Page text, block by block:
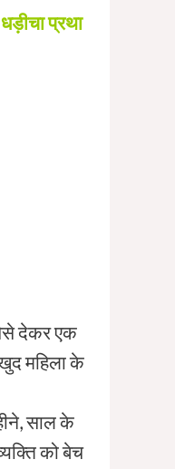
धड़ीचा प्रथा
देकर एक
महिला के
साल के
को बेच